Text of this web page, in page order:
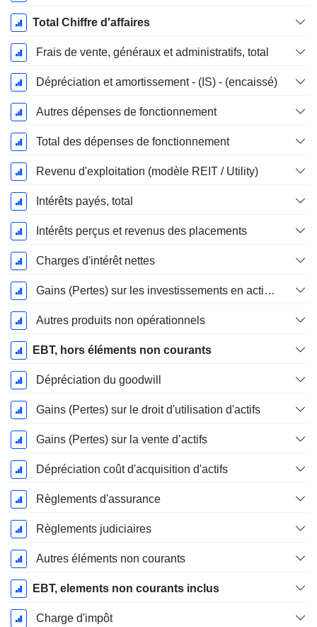
Total Chiffre d'affaires
Frais de vente, généraux et administratifs, total
Dépréciation et amortissement - (IS) - (encaissé)
Autres dépenses de fonctionnement
Total des dépenses de fonctionnement
Revenu d'exploitation (modèle REIT / Utility)
Intérêts payés, total
Intérêts perçus et revenus des placements
Charges d'intérêt nettes
Gains (Pertes) sur les investissements en actions
Autres produits non opérationnels
EBT, hors éléments non courants
Dépréciation du goodwill
Gains (Pertes) sur le droit d'utilisation d'actifs
Gains (Pertes) sur la vente d’actifs
Dépréciation coût d'acquisition d'actifs
Règlements d'assurance
Règlements judiciaires
Autres éléments non courants
EBT, elements non courants inclus
Charge d'impôt